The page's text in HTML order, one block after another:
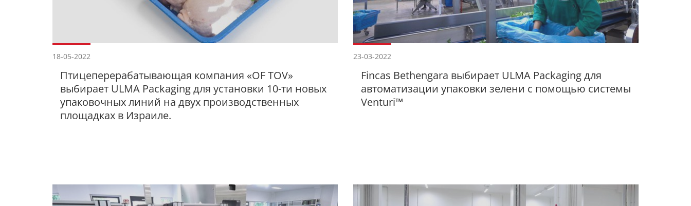
18-05-2022
Птицеперерабатывающая компания «OF TOV»
выбирает ULMA Packaging для установки 10-ти новых
упаковочных линий на двух производственных
площадках в Израиле.
23-03-2022
Fincas Bethengara выбирает ULMA Packaging для
автоматизации упаковки зелени с помощью системы
Venturi™